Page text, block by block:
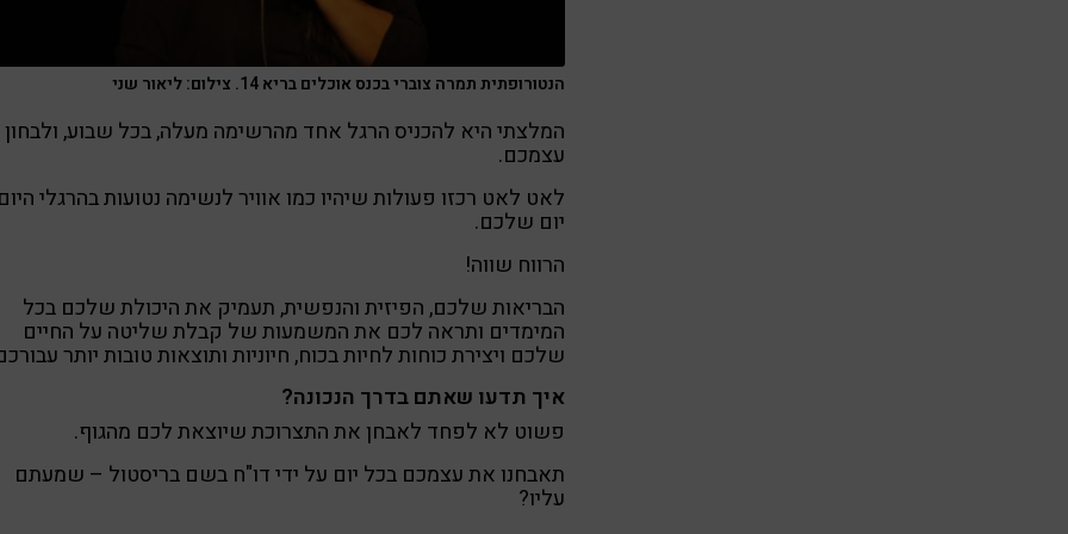
הנטורופתית תמרה צוברי בכנס אוכלים בריא 14. צילום: ליאור שני
המלצתי היא להכניס הרגל אחד מהרשימה מעלה, בכל שבוע,
עצמכם.
לאט לאט רכזו פעולות שיהיו כמו אוויר לנשימה נטועות בהרגלי
יום שלכם.
הרווח שווה!
הבריאות שלכם, הפיזית והנפשית, תעמיק את היכולת שלכם בכל
המימדים ותראה לכם את המשמעות של קבלת שליטה על החיים
שלכם ויצירת כוחות לחיות בכוח, חיוניות ותוצאות טובות יותר
איך תדעו שאתם בדרך הנכונה?
פשוט לא לפחד לאבחן את התצרוכת שיוצאת לכם מהגוף.
תאבחנו את עצמכם בכל יום על ידי דו"ח בשם בריסטול – שמעתם
עליו?